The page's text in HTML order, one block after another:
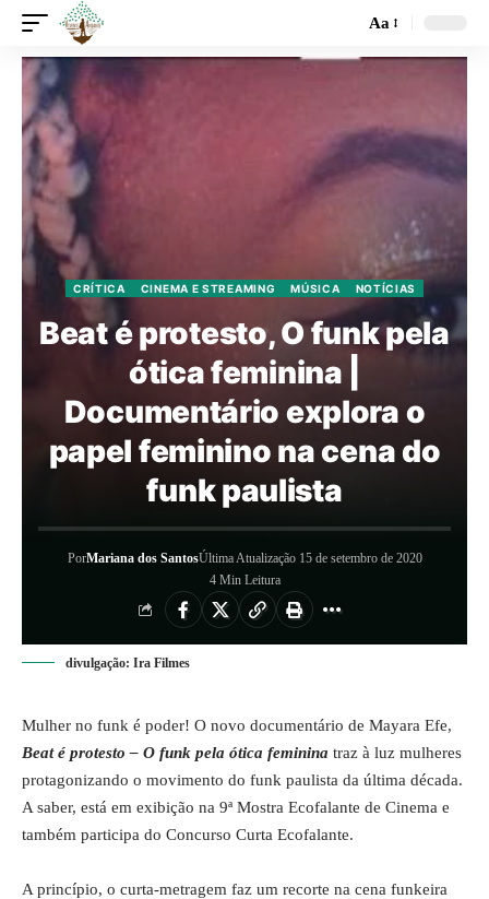
Aa
CRÍTICA CINEMA E STREAMING MÚSICA NOTÍCIAS
Beat é protesto, O funk pela
ótica feminina |
Documentário explora o
papel feminino na cena do
funk paulista
PorMariana dos SantosÚltima Atualização 15 de setembro de 2020
4 Min Leitura
divulgação: Ira Filmes
Mulher no funk é poder! O novo documentário de Mayara Efe,
Beat é protesto – O funk pela ótica feminina traz à luz mulheres
protagonizando o movimento do funk paulista da última década.
A saber, está em exibição na 9ª Mostra Ecofalante de Cinema e
também participa do Concurso Curta Ecofalante.
A princípio, o curta-metragem faz um recorte na cena funkeira